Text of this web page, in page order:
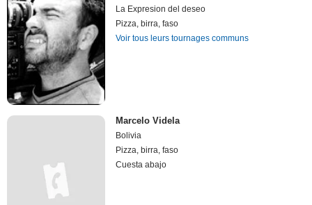
La Expresion del deseo
Pizza, birra, faso
Voir tous leurs tournages communs
Marcelo Videla
Bolivia
Pizza, birra, faso
Cuesta abajo